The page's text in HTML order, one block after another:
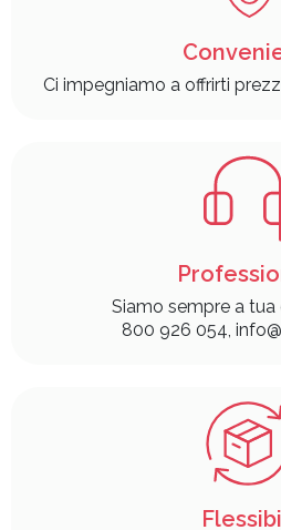
Ci impegniamo a offrirti
Siamo sempre a tua
800 926 054,